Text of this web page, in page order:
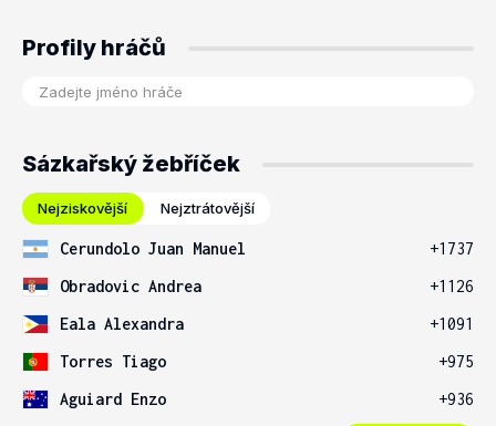
Profily hráčů
Sázkařský žebříček
Nejziskovější Nejztrátovější
Cerundolo Juan Manuel
+1737
Obradovic Andrea
+1126
Eala Alexandra
+1091
Torres Tiago
+975
Aguiard Enzo
+936